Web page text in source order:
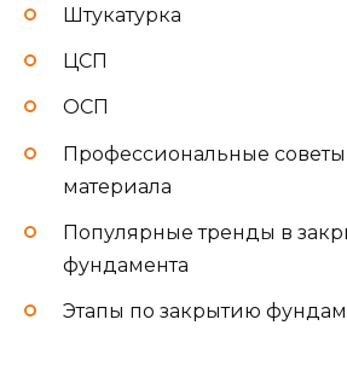
Штукатурка
ЦСП
ОСП
Профессиональные
материала
Популярные тренды в
фундамента
Этапы по закрытию